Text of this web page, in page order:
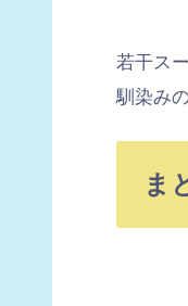
若干ス
馴染み
ま